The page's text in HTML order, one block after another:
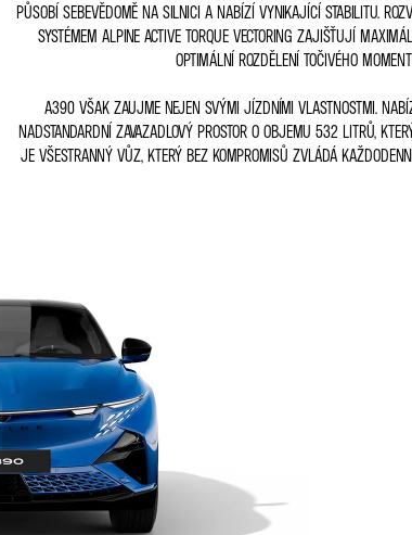
PŮSOBÍ SEBEVĚDOMĚ NA SILNICI A NABÍZÍ VYNIKAJÍCÍ STABILITU.
SYSTÉMEM ALPINE ACTIVE TORQUE VECTORING ZAJIŠŤUJÍ
OPTIMÁLNÍ ROZDĚLENÍ TOČIVÉHO
A390 VŠAK ZAUJME NEJEN SVÝMI JÍZDNÍMI VLASTNOSTMI.
NADSTANDARDNÍ ZAVAZADLOVÝ PROSTOR O OBJEMU 532 LITRŮ,
JE VŠESTRANNÝ VŮZ, KTERÝ BEZ KOMPROMISŮ ZVLÁDÁ